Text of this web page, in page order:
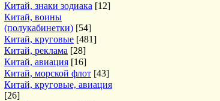
Китай, знаки зодиака [12]
Китай, воины
(полукабинетки) [54]
Китай, круговые [481]
Китай, реклама [28]
Китай, авиация [16]
Китай, морской флот [43]
Китай, круговые, авиация
[26]